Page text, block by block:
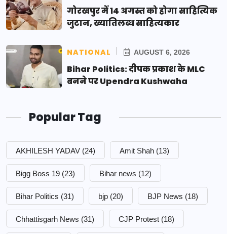
गोरखपुर में 14 अगस्त को होगा साहित्यिक
जुटान, ख्यातिलब्ध साहित्यकार
NATIONAL AUGUST 6, 2026
Bihar Politics: दीपक प्रकाश के MLC
बनने पर Upendra Kushwaha
Popular Tag
AKHILESH YADAV (24) Amit Shah (13)
Bigg Boss 19 (23) Bihar news (12)
Bihar Politics (31) bjp (20) BJP News (18)
Chhattisgarh News (31) CJP Protest (18)